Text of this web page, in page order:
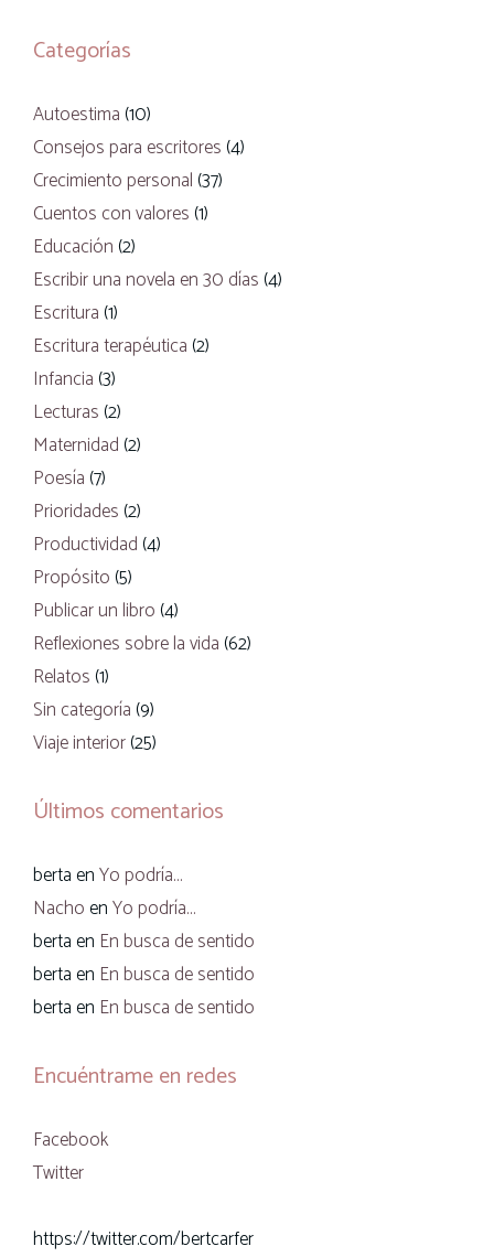
Categorías
Autoestima (10)
Consejos para escritores (4)
Crecimiento personal (37)
Cuentos con valores (1)
Educación (2)
Escribir una novela en 30 días (4)
Escritura (1)
Escritura terapéutica (2)
Infancia (3)
Lecturas (2)
Maternidad (2)
Poesía (7)
Prioridades (2)
Productividad (4)
Propósito (5)
Publicar un libro (4)
Reflexiones sobre la vida (62)
Relatos (1)
Sin categoría (9)
Viaje interior(25)
Últimos comentarios
bertaenYo podría…
NachoenYo podría…
bertaen En busca de sentido
bertaen En busca de sentido
bertaen En busca de sentido
Encuéntrame en redes
Facebook
Twitter
https://twitter.com/bertcarfer